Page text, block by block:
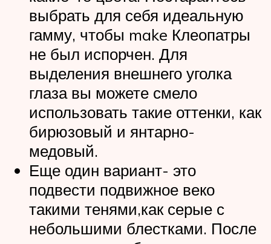
выбрать для себя идеальную
гамму, чтобы make Клеопатры
не был испорчен. Для
выделения внешнего уголка
глаза вы можете смело
использовать такие оттенки, как
бирюзовый и янтарно-
медовый.
Еще один вариант- это
подвести подвижное веко
такими тенями,как серые с
небольшими блестками. После